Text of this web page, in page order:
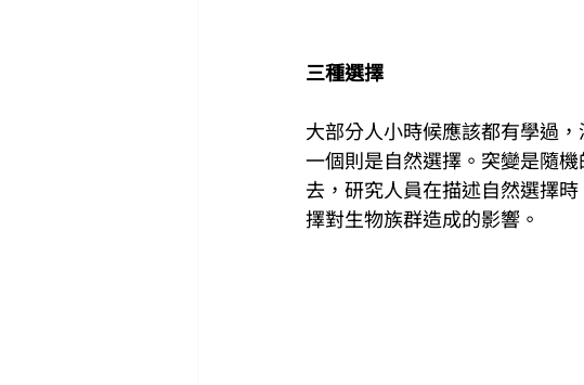
三種選擇
大部分人小時候應該都有學過
一個則是自然選擇。突變是隨
去，研究人員在描述自然選擇
擇對生物族群造成的影響。